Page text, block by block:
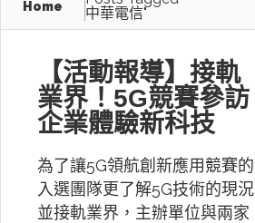
Home
中華電信"
【活動報導】接軌
業界！5G競賽參訪
企業體驗新科技
為了讓5G領航創新應用競賽的
入選團隊更了解5G技術的現況
並接軌業界，主辦單位與兩家